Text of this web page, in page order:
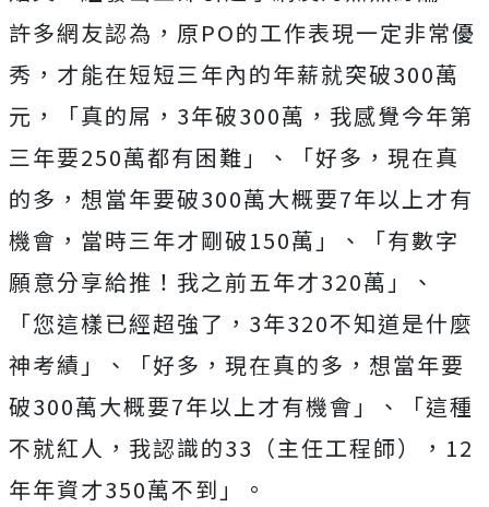
許多網友認為，原PO的工作表現一定非常優
秀，才能在短短三年內的年薪就突破300萬
元，
「真的屌，3年破300萬，我感覺今年第
三年要250萬都有困難」、
「好多，現在真
的多，想當年要破300萬大概要7年以上才有
機會，當時三年才剛破150萬」、
「有數字
願意分享給推！我之前五年才320萬」、
「您這樣已經超強了，3年320不知道是什麼
神考績」、「好多，現在真的多，想當年要
破300萬大概要7年以上才有機會」、「這種
不就紅人，我認識的33（主任工程師），12
年年資才350萬不到」。